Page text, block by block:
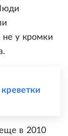
не у кромки
в 2010